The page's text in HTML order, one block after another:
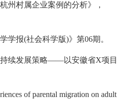
州村属企业案例的分析》，
学报(社会科学版)》第06期。
持续发展策略——以安徽省X项目
of parental migration on adult